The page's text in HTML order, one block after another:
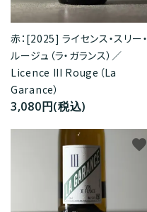
赤：[2025] ライセンス・スリー・
ルージュ（ラ・ガランス）／
Licence III Rouge（La
Garance）
3,080円(税込)
favorite